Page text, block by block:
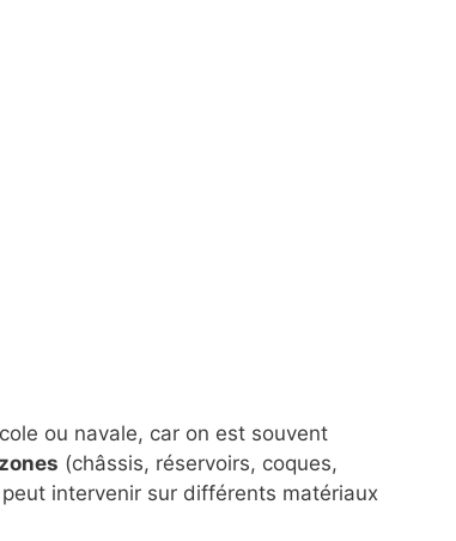
ou navale, car on est souvent
(châssis, réservoirs, coques,
intervenir sur différents matériaux